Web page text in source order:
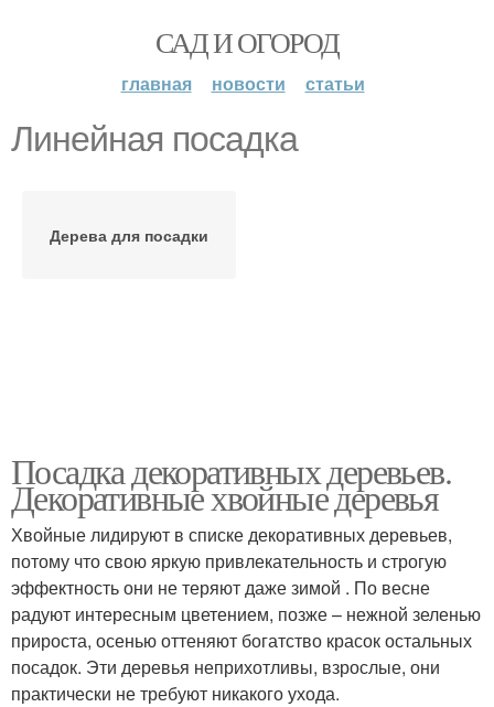
САД И ОГОРОД
главная новости статьи
Линейная посадка
Дерева для посадки
Посадка декоративных деревьев.
Декоративные хвойные деревья
Хвойные лидируют в списке декоративных деревьев,
потому что свою яркую привлекательность и строгую
эффектность они не теряют даже зимой . По весне
радуют интересным цветением, позже – нежной зеленью
прироста, осенью оттеняют богатство красок остальных
посадок. Эти деревья неприхотливы, взрослые, они
практически не требуют никакого ухода.